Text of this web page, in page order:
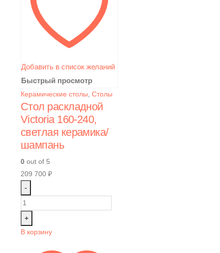
Добавить в список желаний
Быстрый просмотр
Керамические столы Столы
Стол раскладной
Victoria 160-240,
светлая керамика/
шампань
0 out of 5
209 700 ₽
-
+
В корзину